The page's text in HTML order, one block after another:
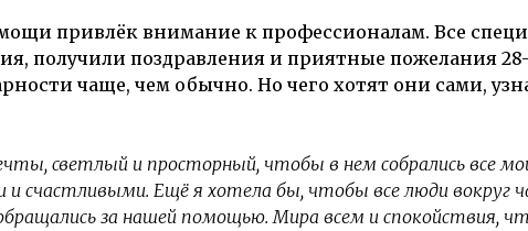
привлёк внимание к профессионалам. Все
получили поздравления и приятные пожелания
чаще, чем обычно. Но чего хотят они сами,
светлый и просторный, чтобы в нем собрались все
и счастливыми. Ещё я хотела бы, чтобы все люди вокруг
за нашей помощью. Мира всем и спокойствия,